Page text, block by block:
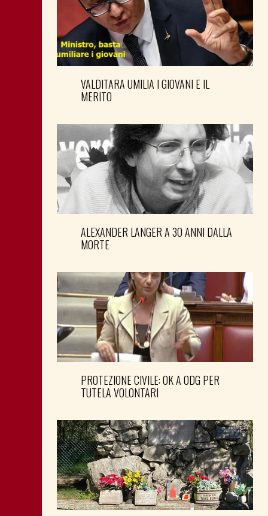
VALDITARA UMILIA I GIOVANI E IL
MERITO
ALEXANDER LANGER A 30 ANNI DALLA
MORTE
PROTEZIONE CIVILE: OK A ODG PER
TUTELA VOLONTARI